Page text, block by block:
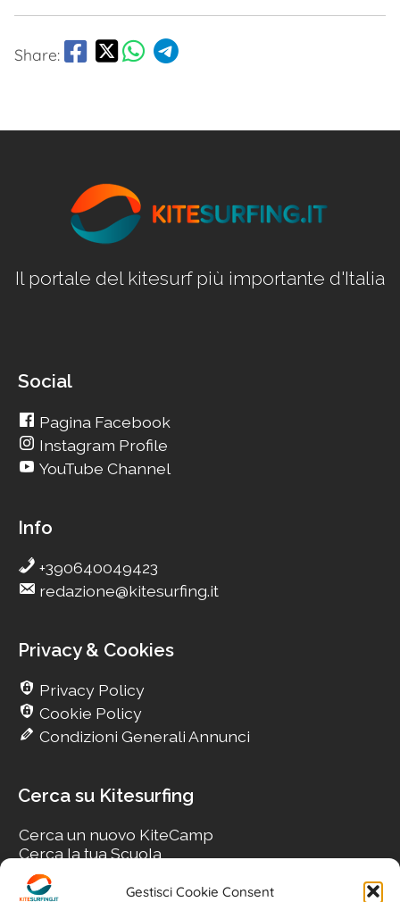
Gestisci Cookie Consent
Share:
Il portale del kitesurf più importante d'Italia
Social
Pagina Facebook
Instagram Profile
YouTube Channel
Info
+390640049423
redazione@kitesurfing.it
Privacy & Cookies
Privacy Policy
Cookie Policy
Condizioni Generali Annunci
Cerca su Kitesurfing
Cerca un nuovo KiteCamp
Cerca la tua Scuola
Cerca il tuo KiteSpot
Cerca Accommodation